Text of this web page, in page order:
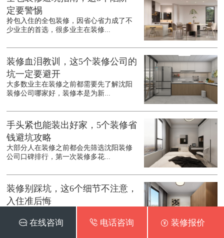
定要警惕
拎包入住的全包装修，因省心省力成了不
少业主的首选，很多业主在装修...
装修血泪教训，这5个装修公司的
坑一定要避开
大多数业主在装修之前都需要先了解沈阳
装修公司哪家好，装修本是为新...
手头紧也能装出好家，5个装修省
钱避坑攻略
大部分人在装修之前都会先筛选沈阳装修
公司口碑排行，第一次装修多花...
装修别踩坑，这6个细节不注意，
入住准后悔
最好的是哪家，装修是件耗时耗...
 在线咨询  电话咨询  装修报价